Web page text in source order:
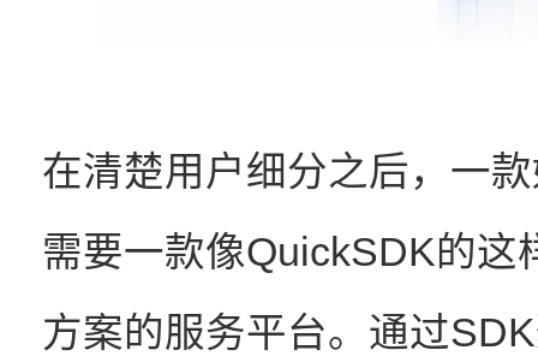
在清楚用户细分之后，一
需要一款像QuickSDK的这
方案的服务平台。通过